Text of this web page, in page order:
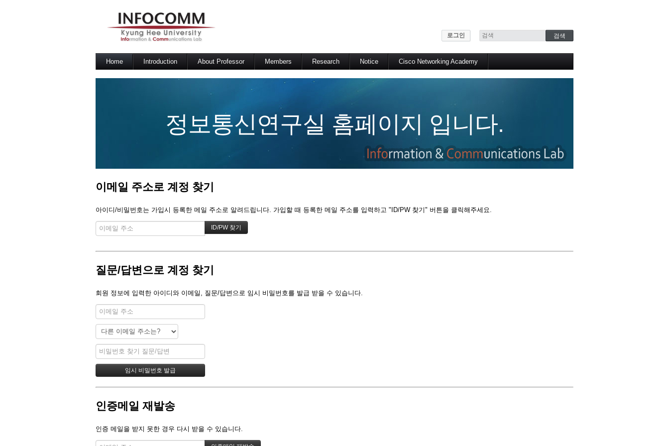
로그인
Home Introduction About Professor Members Research Notice Cisco Networking Academy
정보통신연구실 홈페이지 입니다.
이메일 주소로 계정 찾기
아이디/비밀번호는 가입시 등록한 메일 주소로 알려드립니다. 가입할 때 등록한 메일 주소를 입력하고 "ID/PW 찾기" 버튼을 클릭해주세요.
질문/답변으로 계정 찾기
회원 정보에 입력한 아이디와 이메일, 질문/답변으로 임시 비밀번호를 발급 받을 수 있습니다.
인증메일 재발송
인증 메일을 받지 못한 경우 다시 받을 수 있습니다.